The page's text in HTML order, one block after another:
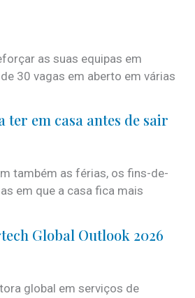
as suas equipas em
30 vagas em aberto em várias
ter em casa antes de sair
também as férias, os fins-de-
em que a casa fica mais
Global Outlook 2026
global em serviços de